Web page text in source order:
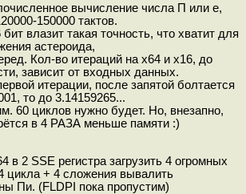
вычисление числа П или e,
150000 тактов.
влазит такая точность, что хватит для
астероида,
Кол-во итераций на х64 и х16, до
зависит от входных данных.
итерации, после запятой болтается
то до 3.14159265...
60 циклов нужно будет. Но, внезапно,
в 4 РАЗА меньше памяти :)
в 2 SSE регистра загрузить 4 огромных
цикла + 4 сложения вывалить
Пи. (FLDPI пока пропустим)